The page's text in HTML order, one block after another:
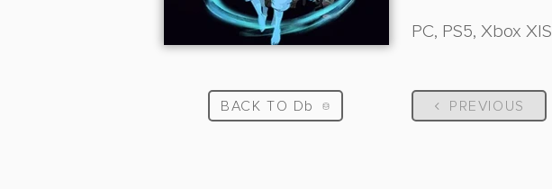
BACK TO Db
PC, PS5, Xbox X|S
PREVIOUS